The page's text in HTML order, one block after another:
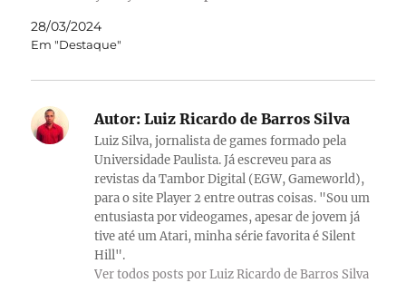
28/03/2024
Em "Destaque"
Autor: Luiz Ricardo de Barros Silva
Luiz Silva, jornalista de games formado pela
Universidade Paulista. Já escreveu para as
revistas da Tambor Digital (EGW, Gameworld),
para o site Player 2 entre outras coisas. "Sou um
entusiasta por videogames, apesar de jovem já
tive até um Atari, minha série favorita é Silent
Hill".
Ver todos posts por Luiz Ricardo de Barros Silva